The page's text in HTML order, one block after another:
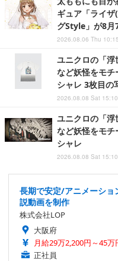
ギュア「ライ
グStyle」が8月
2026.08.06 Thu 10:15
ユニクロの「
など妖怪をモチ
シャレ 3枚目の
2026.08.08 Sat 15:10
ユニクロの「
など妖怪をモチ
シャレ
2026.08.08 Sat 15:10
長期で安定/アニメーシ
説動画を制作
株式会社LOP
大阪府
月給29万2,200円～45万
正社員